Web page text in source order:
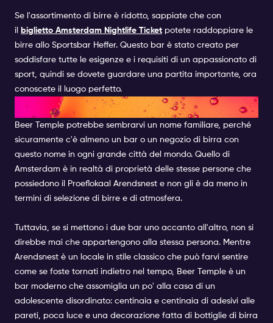
Se l'assortimento di birre è ridotto, sappiate che con
il
biglietto Amsterdam Nightlife Ticket potete raddoppiare le
birre allo Sportsbar Heffer. Questo bar è stato creato per
soddisfare tutte le esigenze e i requisiti di un appassionato di
sport, quindi se dovete guardare una partita importante, ora
conoscete il luogo perfetto.
BEER TEMPLE
Beer Temple potrebbe sembrarvi un nome familiare, perché
sicuramente c'è almeno un bar o un negozio di birra con
questo nome in ogni grande città del mondo. Quello di
Amsterdam è in realtà di proprietà delle stesse persone che
possiedono il Proeflokaal Arendsnest e non gli è da meno in
termini di selezione di birre e di atmosfera.
Tuttavia, se si mettono i due bar uno accanto all'altro, non si
direbbe mai che appartengono alla stessa persona. Mentre
Arendsnest è un locale in stile classico che può farvi sentire
come se foste tornati indietro nel tempo, Beer Temple è un
bar moderno che assomiglia un po' alla casa di un
adolescente disordinato: centinaia e centinaia di adesivi alle
pareti, poca luce e una decorazione fatta di bottiglie di birra